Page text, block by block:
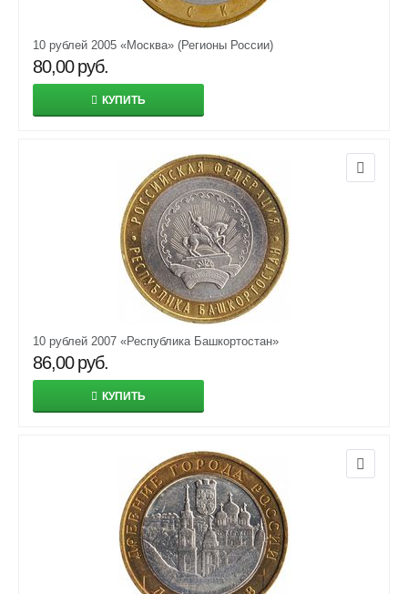
10 рублей 2005 «Москва» (Регионы России)
80,00 руб.
КУПИТЬ
10 рублей 2007 «Республика Башкортостан»
86,00 руб.
КУПИТЬ